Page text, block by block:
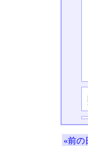
«前の